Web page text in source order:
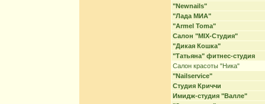
"Newnails"
"Лада МИА"
"Armel Toma"
Салон "MIX-Студия"
"Дикая Кошка"
"Татьяна" фитнес-студия
Салон красоты "Ника"
"Nailservice"
Студия Криччи
Имидж-студия "Валле"